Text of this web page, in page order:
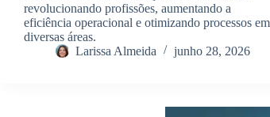
revolucionando profissões, aumentando a
eficiência operacional e otimizando processos em
diversas áreas.
Larissa Almeida
junho 28, 2026